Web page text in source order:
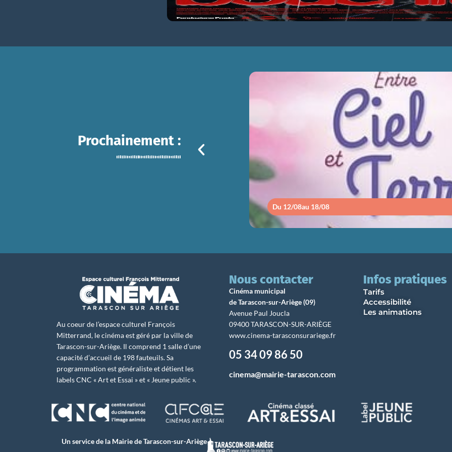
Prochainement :
Du 12/08au 18/08
ENTRE CIEL ET
Au coeur de l’espace culturel François
Mitterrand, le cinéma est géré par la ville de
Tarascon-sur-Ariège. Il comprend 1 salle d’une
capacité d’accueil de 198 fauteuils. Sa
programmation est généraliste et détient les
labels CNC « Art et Essai » et « Jeune public ».
Nous contacter
Cinéma municipal
de Tarascon-sur-Ariège (09)
Avenue Paul Joucla
09400 TARASCON-SUR-ARIÈGE
www.cinema-tarasconsurariege.fr
05 34 09 86 50
cinema@mairie-tarascon.com
Infos pratiques
Tarifs
Accessibilité
Les animations
Un service de la Mairie de Tarascon-sur-Ariège